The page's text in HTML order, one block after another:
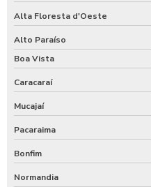
Alta Floresta d'Oeste
Alto Paraíso
Boa Vista
Caracaraí
Mucajaí
Pacaraima
Bonfim
Normandia